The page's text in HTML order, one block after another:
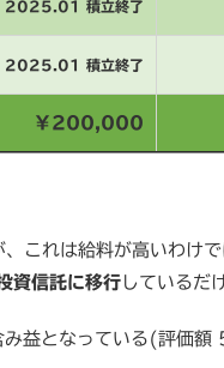
2025.01 積立終了
2025.01 積立終了
￥200,000
、これは給料が高いわ
資信託に移行 しているだ
み益となっている(評価